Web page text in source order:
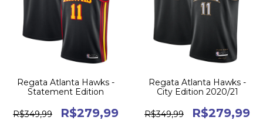
Regata Atlanta Hawks -
Statement Edition
R$349,99 R$279,99
Regata Atlanta Hawks -
City Edition 2020/21
R$349,99 R$279,99